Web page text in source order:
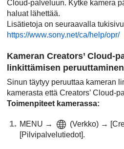
Cloud-palveluun. Kytke kamera
haluat lähettää.
Lisätietoja on seuraavalla
https://www.sony.net/ca/help/opr/
Kameran Creators’ Cloud-
linkittämisen peruuttaminen
Sinun täytyy peruuttaa kameran
kamerasta että Creators’ Cloud-
Toimenpiteet kamerassa:
MENU → (Verkko) →
[Pilvipalvelutiedot].